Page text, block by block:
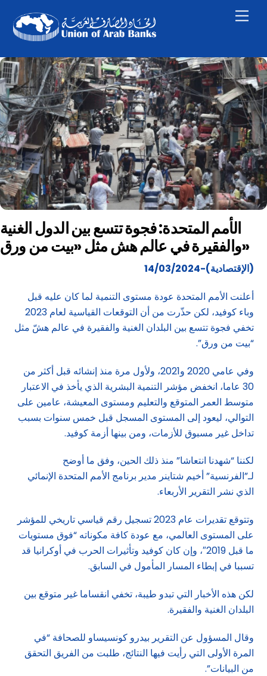
content
الأمم المتحدة: فجوة تتسع بين الدول الغنية
والفقيرة في عالم هش مثل «بيت من ورق»
(الإقتصادية)-14/03/2024
أعلنت الأمم المتحدة عودة مستوى التنمية لما كان عليه قبل
وباء كوفيد، لكن حذّرت من أن التوقعات القياسية لعام 2023
تخفي فجوة تتسع بين البلدان الغنية والفقيرة في عالم هشّ مثل
“بيت من ورق”.
وفي عامي 2020 و2021، ولأول مرة منذ إنشائه قبل أكثر من
30 عاما، انخفض مؤشر التنمية البشرية الذي يأخذ في الاعتبار
متوسط العمر المتوقع والتعليم ومستوى المعيشة، عامين على
التوالي، ليعود إلى المستوى المسجل قبل خمس سنوات بسبب
تداخل غير مسبوق للأزمات، ومن بينها أزمة كوفيد.
لكننا “شهدنا انتعاشا” منذ ذلك الحين، وفق ما أوضح
لـ”الفرنسية” أخيم شتاينر مدير برنامج الأمم المتحدة الإنمائي
الذي نشر التقرير الأربعاء.
وتتوقع تقديرات عام 2023 تسجيل رقم قياسي تاريخي للمؤشر
على المستوى العالمي، مع عودة كافة مكوناته “فوق مستويات
ما قبل 2019″، وإن كان كوفيد وتأثيرات الحرب في أوكرانيا قد
تسببا في إبطاء المسار المأمول في السابق.
لكن هذه الأخبار التي تبدو طيبة، تخفي انقساما غير متوقع بين
البلدان الغنية والفقيرة.
وقال المسؤول عن التقرير بيدرو كونسيساو للصحافة “في
المرة الأولى التي رأيت فيها النتائج، طلبت من الفريق التحقق
من البيانات”.